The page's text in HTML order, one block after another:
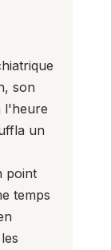
son
l'heure
un
point
temps